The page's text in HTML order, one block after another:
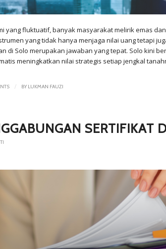
yang fluktuatif, banyak masyarakat melirik emas
yang tidak hanya menjaga nilai uang tetapi
di Solo merupakan jawaban yang tepat. Solo kini
meningkatkan nilai strategis setiap jengkal
/ BYLUKMAN FAUZI
SERTIFIKAT